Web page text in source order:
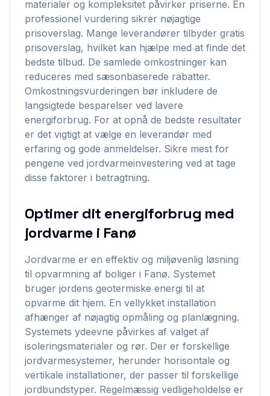
materialer og kompleksitet påvirker priserne. En
professionel vurdering sikrer nøjagtige
prisoverslag. Mange leverandører tilbyder gratis
prisoverslag, hvilket kan hjælpe med at finde det
bedste tilbud. De samlede omkostninger kan
reduceres med sæsonbaserede rabatter.
Omkostningsvurderingen bør inkludere de
langsigtede besparelser ved lavere
energiforbrug. For at opnå de bedste resultater
er det vigtigt at vælge en leverandør med
erfaring og gode anmeldelser. Sikre mest for
pengene ved jordvarmeinvestering ved at tage
disse faktorer i betragtning.
Optimer dit energiforbrug med
jordvarme i Fanø
Jordvarme er en effektiv og miljøvenlig løsning
til opvarmning af boliger i Fanø. Systemet
bruger jordens geotermiske energi til at
opvarme dit hjem. En vellykket installation
afhænger af nøjagtig opmåling og planlægning.
Systemets ydeevne påvirkes af valget af
isoleringsmaterialer og rør. Der er forskellige
jordvarmesystemer, herunder horisontale og
vertikale installationer, der passer til forskellige
jordbundstyper. Regelmæssig vedligeholdelse er